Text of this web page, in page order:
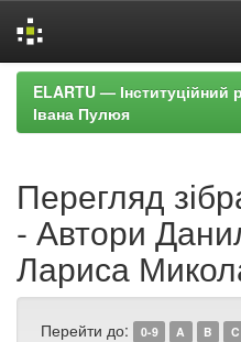
Skip
navigation
ELARTU — Інституційний
Івана Пулюя
Перегляд
- Автори
Лариса
Перейти до: 0-9 A B C